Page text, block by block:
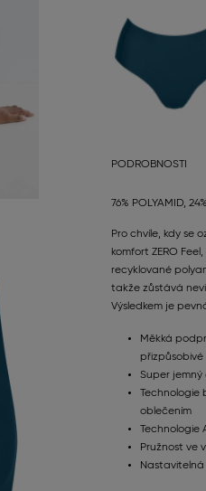
PODROBNOSTI
76% POLYAMID,
Pro chvíle, kdy se
komfort ZERO
recyklované
takže zůstává
Výsledkem je
Měkká
přizpůsobivé
Super jemný
Technologie
oblečením
Technologie
Pružnost ve